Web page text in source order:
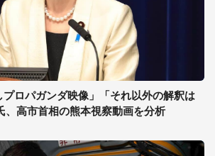
プロパガンダ映像」「それ以外の解釈は
、高市首相の熊本視察動画を分析